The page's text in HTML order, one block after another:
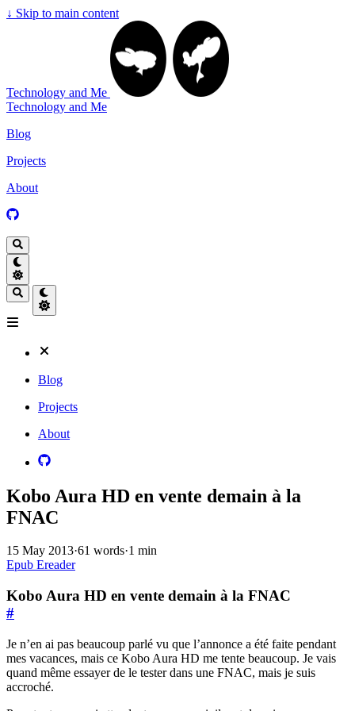
↓ Skip to main content
Technology and Me
Technology and Me
Blog
Projects
About
Blog
Projects
About
Kobo Aura HD en vente demain à la
FNAC
15 May 2013·61 words·1 min
Epub Ereader
Kobo Aura HD en vente demain à la FNAC
#
Je n’en ai pas beaucoup parlé vu que l’annonce a été faite pendant
mes vacances, mais ce Kobo Aura HD me tente beaucoup. Je vais
quand même essayer de le tester dans une FNAC, mais je suis
accroché.